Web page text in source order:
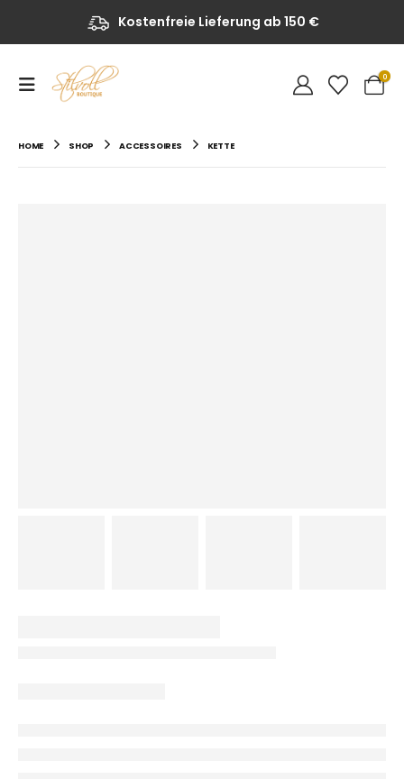
Kostenfreie Lieferung ab 150 €
0
HOME SHOP ACCESSOIRES KETTE